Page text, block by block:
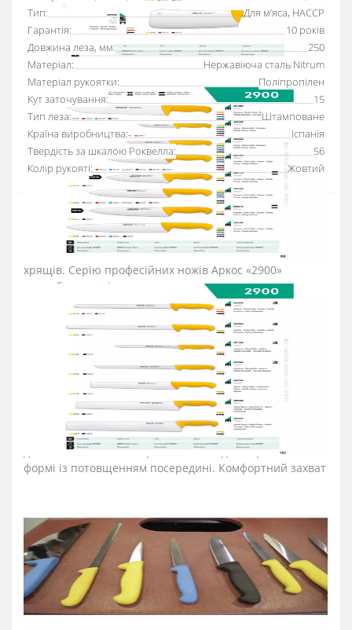
Тип:
Для м’яса, HACCP
Гарантія:
10 років
Довжина леза, мм:
250
Матеріал:
Нержавіюча сталь Nitrum
Матеріал рукоятки:
Поліпропілен
Кут заточування:
15
Тип леза:
Штамповане
Країна виробництва:
Іспанія
Твердість за шкалою Роквелла:
56
Колір рукояті:
Жовтий
Ніж для обробки м’яса 250 мм серії «2900» Аркос
рукояткою жовтого кольору
використовується для
обробки м’ясної туші, видалення прожилок та
хрящів. Серію професійних ножів Аркос «2900»
розробили для інтенсивного використання на кухнях
ресторанів та харчових виробництв.
Лезо ножа для м’яса виготовили з ексклюзивної
нержавіючої сталі NITRUM, що має надвисоку ріжучу
здатність, підвищену твердість та корозостійкість. У
результаті лезо ножа для обробки м’яса довго не
затуплюється, не ржавіє, тому виріб має довгий термін
служби, забезпечуючи економічну ефективність
інвентарю.
Рукоятка професійних ножів м’ясника "2900" ідеальна
для інтенсивного використання, завдяки ергономічній
формі із потовщенням посередині. Комфортний захват
поліпропілену, що стійкий до кислот, хлору, миючих
засобів та високих температур. Антиковзкий виступ,
розміщений на кінці рукоятки ножа серії «2900», не
дозволяє руці повара зісковзнути та впливає на
безпечність його використання. Рукоятка гігієнічна
завдяки антибактеріальній обробці. Не розповсюджує
бактерії, грибки та плісняву.